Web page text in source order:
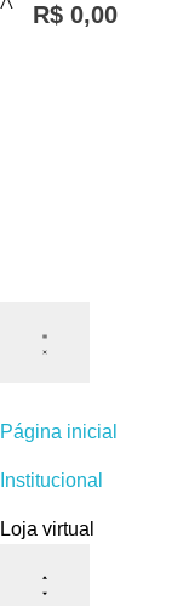
R$ 0,00
Página inicial
Institucional
Loja virtual